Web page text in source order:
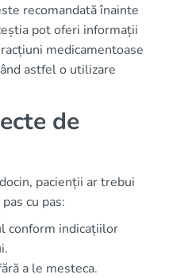
recomandată înainte
pot oferi informații
medicamentoase
astfel o utilizare
de
pacienții ar trebui
cu pas:
conform indicațiilor
a le mesteca.